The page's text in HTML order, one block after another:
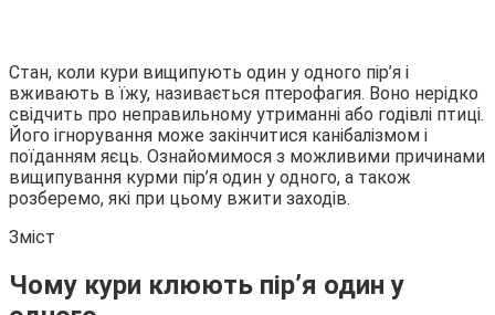
Стан, коли кури вищипують один у одного пір’я і
вживають в їжу, називається птерофагия. Воно нерідко
свідчить про неправильному утриманні або годівлі птиці.
Його ігнорування може закінчитися канібалізмом і
поїданням яєць. Ознайомимося з можливими причинами
вищипування курми пір’я один у одного, а також
розберемо, які при цьому вжити заходів.
Зміст
Чому кури клюють пір’я один у